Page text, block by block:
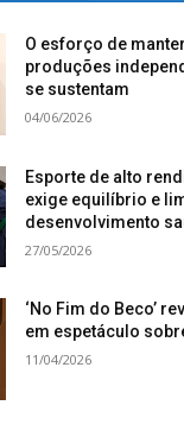
O esforço de
produções
se sustentam
04/06/2026
Esporte de alto
exige equilíbrio e
desenvolvimento
27/05/2026
‘No Fim do Beco’
em espetáculo
11/04/2026